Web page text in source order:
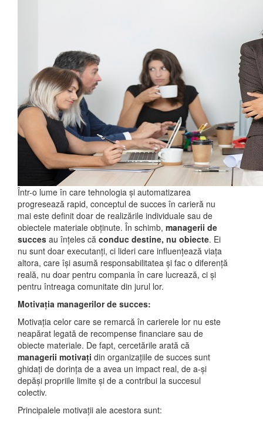
Într-o lume în care tehnologia și automatizarea
progresează rapid, conceptul de succes în carieră nu
mai este definit doar de realizările individuale sau de
obiectele materiale obținute. În schimb, managerii de
succes au înțeles că conduc destine, nu obiecte. Ei
nu sunt doar executanți, ci lideri care influențează viața
altora, care își asumă responsabilitatea și fac o diferență
reală, nu doar pentru compania în care lucrează, ci și
pentru întreaga comunitate din jurul lor.
Motivația managerilor de succes:
Motivația celor care se remarcă în carierele lor nu este
neapărat legată de recompense financiare sau de
obiecte materiale. De fapt, cercetările arată că
managerii motivați din organizațiile de succes sunt
ghidați de dorința de a avea un impact real, de a-și
depăși propriile limite și de a contribui la succesul
colectiv.
Principalele motivații ale acestora sunt: